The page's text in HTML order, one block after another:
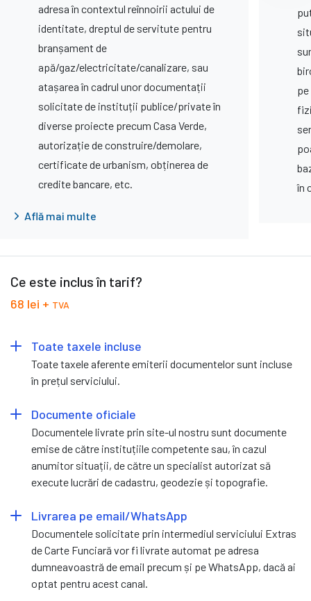
adresa în contextul reînnoirii actului de
identitate, dreptul de servitute pentru
branșament de
apă/gaz/electricitate/canalizare, sau
atașarea în cadrul unor documentații
solicitate de instituții publice/private în
diverse proiecte precum Casa Verde,
autorizație de construire/demolare,
certificate de urbanism, obținerea de
credite bancare, etc.
Află mai multe
în
Ce este inclus în tarif?
68 lei + TVA
Toate taxele incluse
Toate taxele aferente emiterii documentelor sunt incluse
în prețul serviciului.
Documente oficiale
Documentele livrate prin site-ul nostru sunt documente
emise de către instituțiile competente sau, în cazul
anumitor situații, de către un specialist autorizat să
execute lucrări de cadastru, geodezie și topografie.
Livrarea pe email/WhatsApp
Documentele solicitate prin intermediul serviciului Extras
de Carte Funciară vor fi livrate automat pe adresa
dumneavoastră de email precum și pe WhatsApp, dacă ai
optat pentru acest canal.